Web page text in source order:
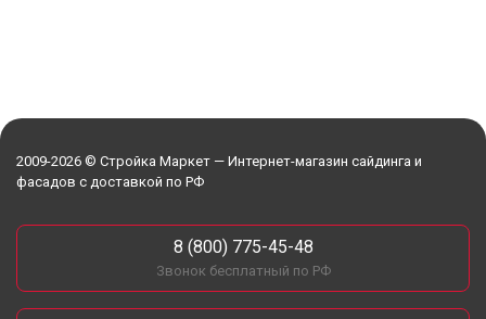
2009-2026 © Стройка Маркет — Интернет-магазин сайдинга и
фасадов с доставкой по РФ
8 (800) 775-45-48
Звонок бесплатный по РФ